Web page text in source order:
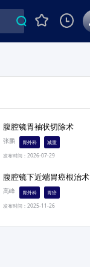
腹腔镜胃袖状切除术
张鹏 胃外科
减重
发布时间：2026-07-29
腹腔镜下近端胃癌根治术
高峰 胃外科
胃癌
发布时间：2025-11-26